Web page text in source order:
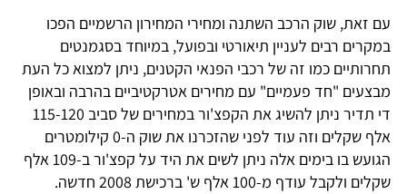
עם זאת, שוק הרכב השתנה ומחירי המחירון הרשמיים הפכו
במקרים רבים לעניין תיאורטי ובפועל, במיוחד בסגמנטים
תחרותיים כמו זה של רכבי הפנאי הקטנים, ניתן למצוא כל העת
מבצעים "חד פעמיים" עם מחירים אטרקטיביים בהרבה ובאופן
די תדיר ניתן להשיג את הקפצ'ור במחירים של סביב 115-120
אלף שקלים וזה עוד לפני שהזכרנו את שוק ה-0 קילומטרים
הגועש בו בימים אלה ניתן לשים את היד על קפצ'ור ב-109 אלף
שקלים ולקבל עודף מ-100 אלף ש' ברכישת 2008 חדשה.